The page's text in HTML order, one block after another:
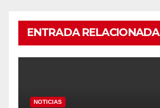
ENTRADA RELACIONADA
NOTICIAS